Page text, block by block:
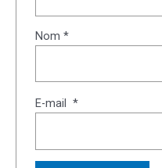
Nom*
E-mail*